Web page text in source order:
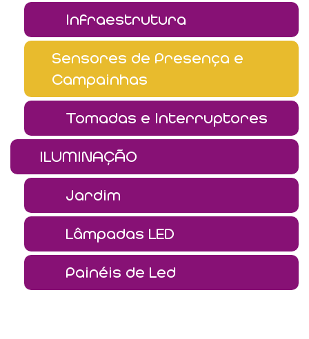
Infraestrutura
Sensores de Presença e
Campainhas
Tomadas e Interruptores
ILUMINAÇÃO
Jardim
Lâmpadas LED
Painéis de Led